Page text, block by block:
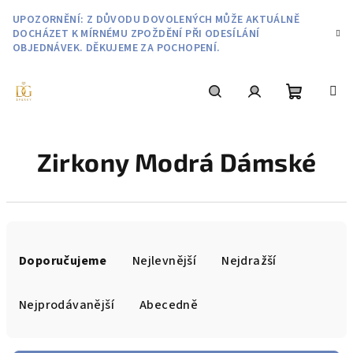
obsah
UPOZORNĚNÍ: Z DŮVODU DOVOLENÝCH MŮŽE AKTUÁLNĚ
DOCHÁZET K MÍRNÉMU ZPOŽDĚNÍ PŘI ODESÍLÁNÍ
OBJEDNÁVEK. DĚKUJEME ZA POCHOPENÍ.
košík
Zirkony Modrá Dámské
Doporučujeme Nejlevnější Nejdražší
Nejprodávanější Abecedně